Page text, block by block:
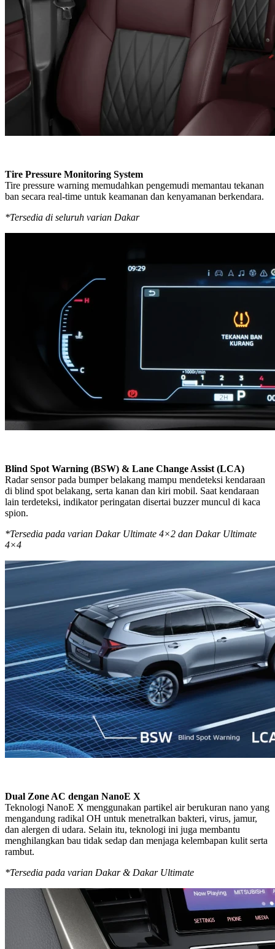
Tire Pressure Monitoring System
Tire pressure warning memudahkan pengemudi memantau tekanan
ban secara real-time untuk keamanan dan kenyamanan berkendara.
*Tersedia di seluruh varian Dakar
Blind Spot Warning (BSW) & Lane Change Assist (LCA)
Radar sensor pada bumper belakang mampu mendeteksi kendaraan
di blind spot belakang, serta kanan dan kiri mobil. Saat kendaraan
lain terdeteksi, indikator peringatan disertai buzzer muncul di kaca
spion.
*Tersedia pada varian Dakar Ultimate 4×2 dan Dakar Ultimate
4×4
Dual Zone AC dengan NanoE X
Teknologi NanoE X menggunakan partikel air berukuran nano yang
mengandung radikal OH untuk menetralkan bakteri, virus, jamur,
dan alergen di udara. Selain itu, teknologi ini juga membantu
menghilangkan bau tidak sedap dan menjaga kelembapan kulit serta
rambut.
*Tersedia pada varian Dakar & Dakar Ultimate